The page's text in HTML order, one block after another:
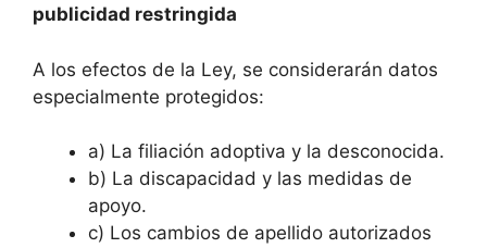
publicidad restringida
A los efectos de la Ley, se considerarán datos
especialmente protegidos:
a) La filiación adoptiva y la desconocida.
b) La discapacidad y las medidas de
apoyo.
c) Los cambios de apellido autorizados